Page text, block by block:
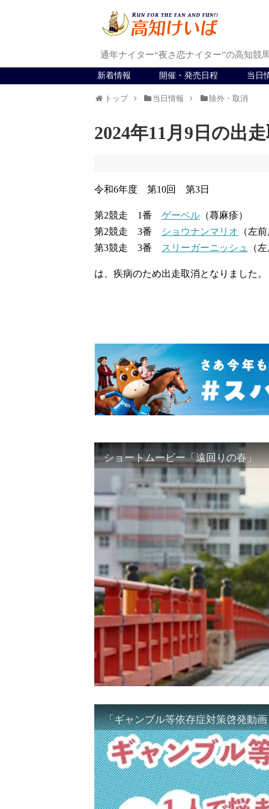
通年ナイター“夜さ恋ナイター”の高知競
新着情報 開催・発売日程 当日
トップ 当日情報 除外・取消
2024年11月9日の出
令和6年度 第10回 第3日
第2競走 1番 ゲーベル （蕁麻疹）
第2競走 3番
ショウナンマリオ （左
第3競走 3番
スリーガーニッシュ （
は、疾病のため出走取消となりました。
ショートムービー「遠回りの春」